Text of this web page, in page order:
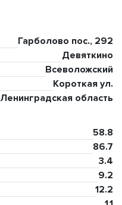
Гарболово пос., 292
Девяткино
Всеволожский
Короткая ул.
Ленинградская область
58.8
86.7
3.4
9.2
12.2